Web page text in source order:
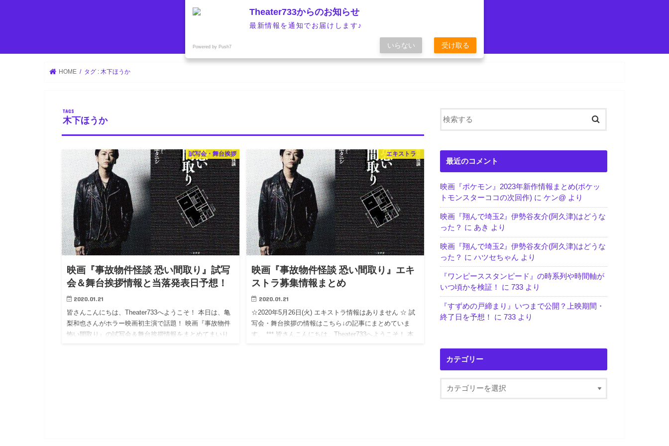
HOME タグ : 木下ほうか
木下ほうか
試写会・舞台挨拶
映画『事故物件怪談 恐い間取り』試写
会＆舞台挨拶情報と当落発表日予想！
2020.01.21
皆さんこんにちは、Theater733へようこそ！ 本日は、亀
梨和也さんがホラー映画初主演で話題！ 映画『事故物件
怖い間取り』の試写会＆舞台挨拶情報をまとめてまいり
エキストラ
映画『事故物件怪談 恐い間取り』エキ
ストラ募集情報まとめ
2020.01.21
☆2020年5月26日(火) エキストラ情報はありません ☆ 試
写会・舞台挨拶の情報はこちら↓の記事にまとめていま
す。 *** 皆さんこんにちは、Theater733へようこそ！ 本
最近のコメント
映画『ポケモン』2023年新作情報まとめ(ポケッ
トモンスターココの次回作) に ケン@ より
映画『翔んで埼玉2』伊勢谷友介(阿久津)はどうな
った？ に あき より
映画『翔んで埼玉2』伊勢谷友介(阿久津)はどうな
った？ に ハツセちゃん より
『ワンピーススタンピード』の時系列や時間軸が
いつ頃かを検証！
に 733 より
『すずめの戸締まり』いつまで公開？上映期間・
終了日を予想！
に 733 より
カテゴリー
Theater733からのお知らせ
最新情報を通知でお届けします♪
Powered by Push7 いらない 受け取る